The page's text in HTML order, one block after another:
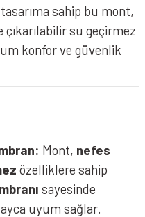
sahip bu mont,
çıkarılabilir su geçirmez
konfor ve güvenlik
Mont, nefes
özelliklere sahip
sayesinde
uyum sağlar.